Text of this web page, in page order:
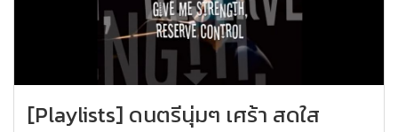
[Playlists] ดนตรีนุ่มๆ เศร้า สดใส